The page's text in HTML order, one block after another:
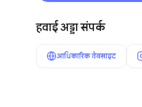
हवाई अड्डा संपर्क
आधिकारिक वेबसाइट